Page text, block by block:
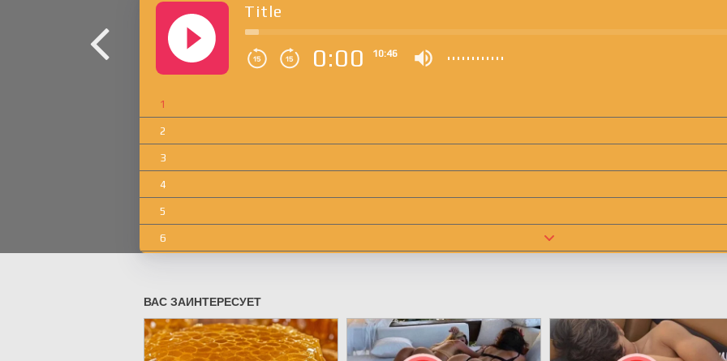
Title
0:00 10:46
1
2
3
4
5
6
9
10